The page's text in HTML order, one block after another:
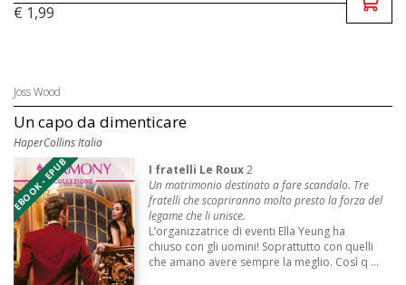
€ 1,99
Joss Wood
Un capo da dimenticare
HaperCollins Italia
EBOOK - EPUB I fratelli Le Roux2
Un matrimonio destinato a fare scandalo. Tre
fratelli che scopriranno molto presto la forza del
legame che li unisce.
L’organizzatrice di eventi Ella Yeung ha
chiuso con gli uomini! Soprattutto con quelli
che amano avere sempre la meglio. Così q ...